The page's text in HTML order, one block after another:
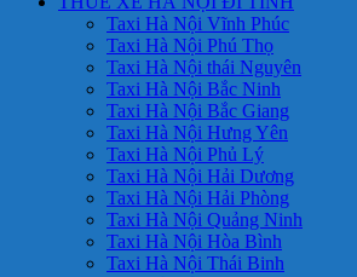
Taxi Hà Nội Vĩnh Phúc
Taxi Hà Nội Phú Thọ
Taxi Hà Nội thái Nguyên
Taxi Hà Nội Bắc Ninh
Taxi Hà Nội Bắc Giang
Taxi Hà Nội Hưng Yên
Taxi Hà Nội Phủ Lý
Taxi Hà Nội Hải Dương
Taxi Hà Nội Hải Phòng
Taxi Hà Nội Quảng Ninh
Taxi Hà Nội Hòa Bình
Taxi Hà Nội Thái Binh